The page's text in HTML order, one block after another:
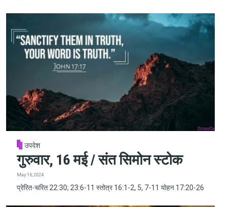
उपदेश
गुरुवार, 16 मई / संत सिमोन स्टोक
May 16, 2024
प्रेरित-चरित 22:30; 23:6-11 स्तोत्र 16:1-2, 5, 7-11 योहन 17:20-26